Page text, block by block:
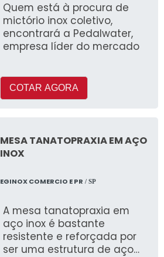
Quem está à procura de
mictório inox coletivo,
encontrará a Pedalwater,
empresa líder do mercado
COTAR AGORA
MESA TANATOPRAXIA EM AÇO
INOX
EGINOX COMERCIO E PR / SP
A mesa tanatopraxia em
aço inox é bastante
resistente e reforçada por
ser uma estrutura de aço